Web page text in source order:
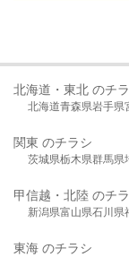
北海道・東北 のチ
北海道青森県岩手県
関東 のチラシ
茨城県栃木県群馬県
甲信越・北陸 のチ
新潟県富山県石川県
東海 のチラシ